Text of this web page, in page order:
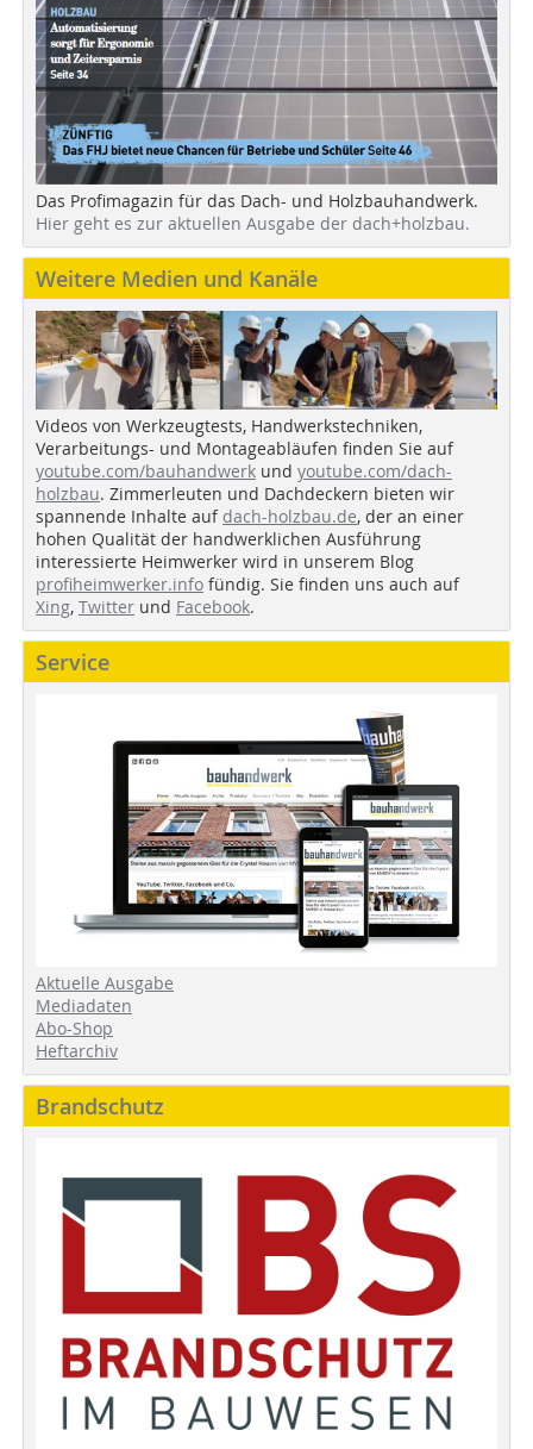
Das Profimagazin für das Dach- und Holzbauhandwerk.
Hier geht es zur aktuellen Ausgabe der dach+holzbau.
Weitere Medien und Kanäle
Videos von Werkzeugtests, Handwerkstechniken,
Verarbeitungs- und Montageabläufen finden Sie auf
youtube.com/bauhandwerk und youtube.com/dach-
holzbau. Zimmerleuten und Dachdeckern bieten wir
spannende Inhalte auf dach-holzbau.de, der an einer
hohen Qualität der handwerklichen Ausführung
interessierte Heimwerker wird in unserem Blog
profiheimwerker.info fündig. Sie finden uns auch auf
Xing, Twitter und Facebook.
Service
Aktuelle Ausgabe
Mediadaten
Abo-Shop
Heftarchiv
Brandschutz